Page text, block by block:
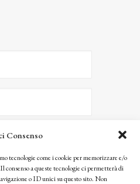
Consenso
tecnologie come i cookie per memorizzare e/o
a queste tecnologie ci permetterà di
o ID unici su questo sito. Non
le tue informazioni saranno trattate